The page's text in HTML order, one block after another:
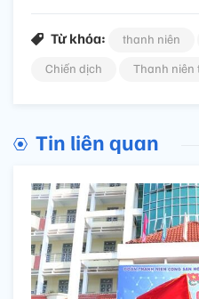
Từ khóa: thanh niên
Chiến dịch
Thanh niên
Tin liên quan